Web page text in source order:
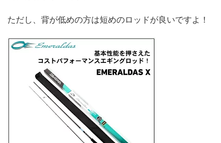
ただし、背が低めの方は短めのロッドが良いですよ！